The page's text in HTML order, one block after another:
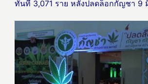
ทันที 3,071 ราย หลังปลดล็อกกัญชา 9